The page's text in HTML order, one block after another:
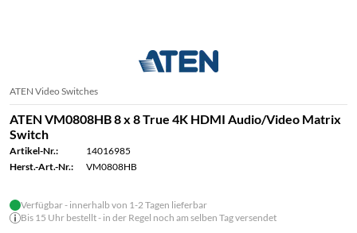
ATEN Video Switches
ATEN VM0808HB 8 x 8 True 4K HDMI Audio/Video Matrix
Switch
Artikel-Nr.:
14016985
Herst.-Art.-Nr.:
VM0808HB
Verfügbar - innerhalb von 1-2 Tagen lieferbar
Bis 15 Uhr bestellt - in der Regel noch am selben Tag versendet